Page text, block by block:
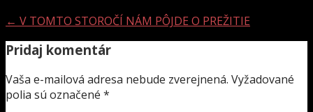
← V TOMTO STOROČÍ NÁM PÔJDE O PREŽITIE
Pridaj komentár
Vaša e-mailová adresa nebude zverejnená. Vyžadované
polia sú označené *